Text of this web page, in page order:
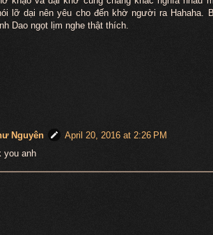
lỡ dại nên yêu cho đến khờ người ra Hahaha.
Dao ngọt lịm nghe thật thích.
Nguyên
April 20, 2016 at 2:26 PM
you anh